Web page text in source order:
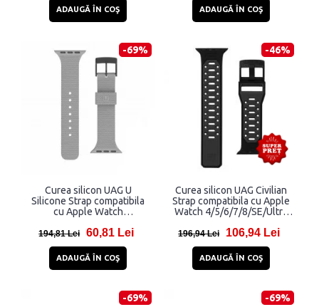
ADAUGĂ ÎN COŞ ADAUGĂ ÎN COŞ
-69%
Curea silicon UAG U
Silicone Strap compatibila
cu Apple Watch
194,81 Lei 60,81 Lei
ADAUGĂ ÎN COŞ
-46%
Curea silicon UAG Civilian
Strap compatibila cu Apple
Watch 4/5/6/7/8/SE/Ultra
196,94 Lei 106,94 Lei
ADAUGĂ ÎN COŞ
-69% -69%